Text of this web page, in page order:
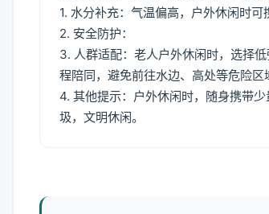
1. 水分补充：气温偏高，户外休闲时
2. 安全防护：
3. 人群适配：老人户外休闲时，选择
程陪同，避免前往水边、高处等危险区
4. 其他提示：户外休闲时，随身携带
圾，文明休闲。